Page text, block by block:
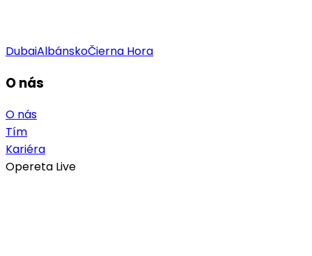
DubaiAlbánskoČierna Hora
O nás
O nás
Tím
Kariéra
Opereta Live